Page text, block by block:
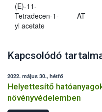
(E)-11-
Tetradecen-1-
yl acetate
AT
Kapcsolódó
2022. május 30., hétfő
Helyettesítő
növényvédelemben